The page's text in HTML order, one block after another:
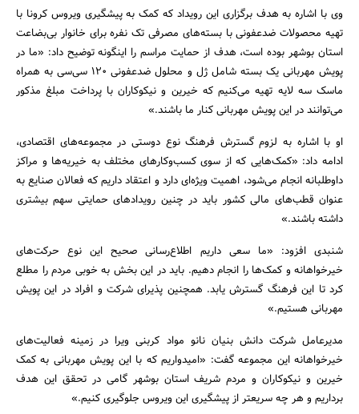
وی با اشاره به هدف برگزاری این رویداد که کمک به پیشگیری ویروس کرونا با
تهیه محصولات ضدعفونی با بسته‌های مصرفی تک نفره برای خانوار بی‌بضاعت
استان بوشهر بوده است، هدف از حمایت مراسم را اینگونه توضیح داد: «ما در
پویش مهربانی یک بسته شامل ژل و محلول ضدعفونی 120 سی‌سی به همراه
ماسک سه لایه تهیه می‌کنیم که خیرین و نیکوکاران با پرداخت مبلغ مذکور
می‌توانند در این پویش مهربانی کنار ما باشند.»
او با اشاره به لزوم گسترش فرهنگ نوع دوستی در مجموعه‌های اقتصادی،
ادامه داد: «کمک‌هایی که از سوی کسب‌و‌کارهای مختلف به خیریه‌ها و مراکز
داوطلبانه انجام می‌شود، اهمیت ویژه‌ای دارد و اعتقاد داریم که فعالان صنایع به
عنوان قطب‌های مالی کشور باید در چنین رویدادهای حمایتی سهم بیشتری
داشته باشند.»
شنبدی افزود: «ما سعی داریم اطلاع‌رسانی صحیح این نوع حرکت‌های
خیرخواهانه و کمک‌ها را انجام دهیم. باید در این بخش به خوبی مردم را مطلع
کرد تا این فرهنگ گسترش یابد. همچنین پذیرای شرکت و افراد در این پویش
مهربانی هستیم.»
مدیرعامل شرکت دانش بنیان نانو مواد کربنی ویرا در زمینه فعالیت‌های
خیرخواهانه این مجموعه گفت: «امیدواریم که با این پویش مهربانی به کمک
خیرین و نیکوکاران و مردم شریف استان بوشهر گامی در تحقق این هدف
برداریم و هر چه سریعتر از پیشگیری این ویروس جلوگیری کنیم.»